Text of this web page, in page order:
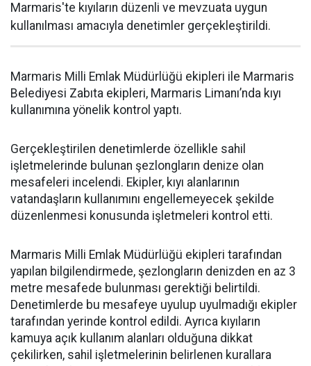
Marmaris'te kıyıların düzenli ve mevzuata uygun
kullanılması amacıyla denetimler gerçekleştirildi.
Marmaris Milli Emlak Müdürlüğü ekipleri ile Marmaris
Belediyesi Zabıta ekipleri, Marmaris Limanı’nda kıyı
kullanımına yönelik kontrol yaptı.
Gerçekleştirilen denetimlerde özellikle sahil
işletmelerinde bulunan şezlongların denize olan
mesafeleri incelendi. Ekipler, kıyı alanlarının
vatandaşların kullanımını engellemeyecek şekilde
düzenlenmesi konusunda işletmeleri kontrol etti.
Marmaris Milli Emlak Müdürlüğü ekipleri tarafından
yapılan bilgilendirmede, şezlongların denizden en az 3
metre mesafede bulunması gerektiği belirtildi.
Denetimlerde bu mesafeye uyulup uyulmadığı ekipler
tarafından yerinde kontrol edildi. Ayrıca kıyıların
kamuya açık kullanım alanları olduğuna dikkat
çekilirken, sahil işletmelerinin belirlenen kurallara